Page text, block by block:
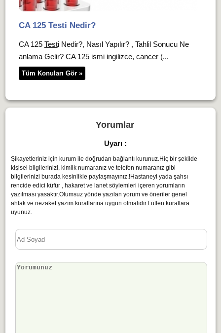
CA 125 Testi Nedir?
CA 125 Testi Nedir?, Nasıl Yapılır? , Tahlil Sonucu Ne
anlama Gelir? CA 125 ismi ingilizce, cancer (...
Tüm Konuları Gör »
Yorumlar
Uyarı :
Şikayetleriniz için kurum ile doğrudan bağlantı kurunuz.Hiç bir şekilde
kişisel bilgilerinizi, kimlik numaranız ve telefon numaranız gibi
bilgilerinizi burada kesinlikle paylaşmayınız.!Hastaneyi yada şahsı
rencide edici küfür , hakaret ve lanet söylemleri içeren yorumların
yazılması yasaktır.Olumsuz yönde yazılan yorum ve öneriler genel
ahlak ve nezaket yazım kurallarına uygun olmalıdır.Lütfen kurallara
uyunuz.